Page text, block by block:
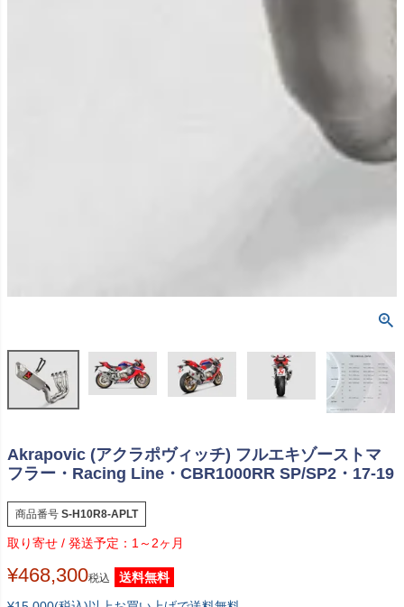
Akrapovic (アクラポヴィッチ) フルエキゾーストマ
フラー・Racing Line・CBR1000RR SP/SP2・17-19
商品番号 S-H10R8-APLT
1～2ヶ月
¥468,300税込
送料無料